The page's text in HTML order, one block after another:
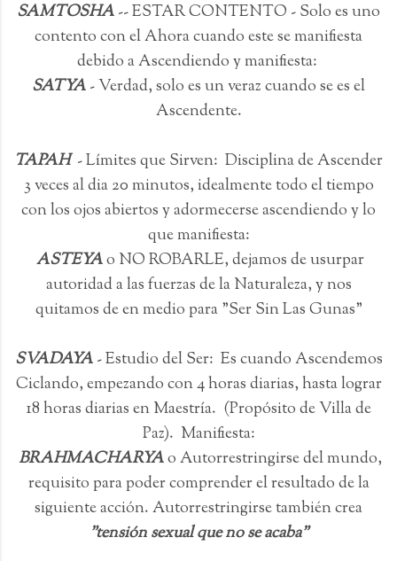
SAMTOSHA-- ESTAR CONTENTO - Solo es uno
contento con el Ahora cuando este se manifiesta
debido a Ascendiendo y manifiesta:
SATYA- Verdad, solo es un veraz cuando se es el
Ascendente.
TAPAH- Límites que Sirven: Disciplina de Ascender
3 veces al dia 20 minutos, idealmente todo el tiempo
con los ojos abiertos y adormecerse ascendiendo y lo
que manifiesta:
ASTEYAo NO ROBARLE, dejamos de usurpar
autoridad a las fuerzas de la Naturaleza, y nos
quitamos de en medio para "Ser Sin Las Gunas"
SVADAYA- Estudio del Ser: Es cuando Ascendemos
Ciclando, empezando con 4 horas diarias, hasta lograr
18 horas diarias en Maestría. (Propósito de Villa de
Paz). Manifiesta:
BRAHMACHARYAo Autorrestringirse del mundo,
requisito para poder comprender el resultado de la
siguiente acción. Autorrestringirse también crea
"tensión sexual que no se acaba"